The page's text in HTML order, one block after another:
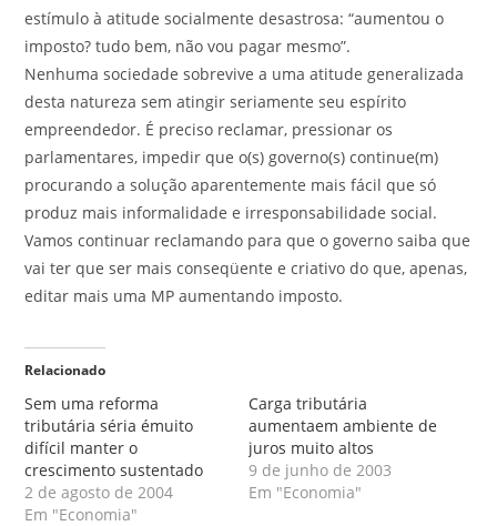
estímulo à atitude socialmente desastrosa: “aumentou o
imposto? tudo bem, não vou pagar mesmo”.
Nenhuma sociedade sobrevive a uma atitude generalizada
desta natureza sem atingir seriamente seu espírito
empreendedor. É preciso reclamar, pressionar os
parlamentares, impedir que o(s) governo(s) continue(m)
procurando a solução aparentemente mais fácil que só
produz mais informalidade e irresponsabilidade social.
Vamos continuar reclamando para que o governo saiba que
vai ter que ser mais conseqüente e criativo do que, apenas,
editar mais uma MP aumentando imposto.
Relacionado
Sem uma reforma
tributária séria émuito
difícil manter o
crescimento sustentado
2 de agosto de 2004
Em "Economia"
Carga tributária
aumentaem ambiente de
juros muito altos
9 de junho de 2003
Em "Economia"